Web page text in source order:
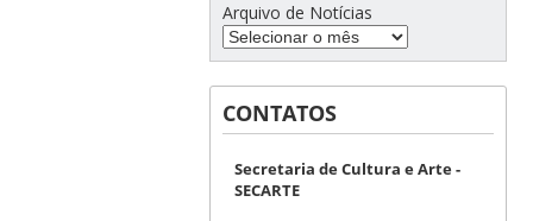
Arquivo de Notícias
CONTATOS
Secretaria de Cultura e Arte -
SECARTE